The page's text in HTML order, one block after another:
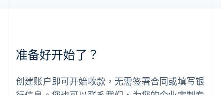
准备好开始了？
创建账户即可开始收款，无需签署合同或填写银
English
葡萄牙
日本
日本語English